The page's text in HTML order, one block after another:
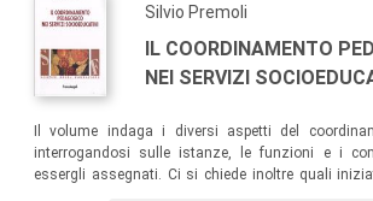
Silvio Premoli
IL COORDINAMENTO
NEI SERVIZI
Il volume indaga i diversi aspetti del
interrogandosi sulle istanze, le funzioni e i
essergli assegnati. Ci si chiede inoltre quali